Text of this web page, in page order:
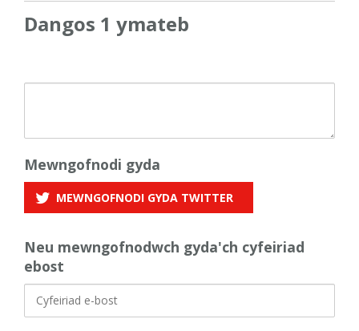
Dangos 1 ymateb
Mewngofnodi gyda
MEWNGOFNODI GYDA TWITTER
Neu mewngofnodwch gyda'ch cyfeiriad
ebost